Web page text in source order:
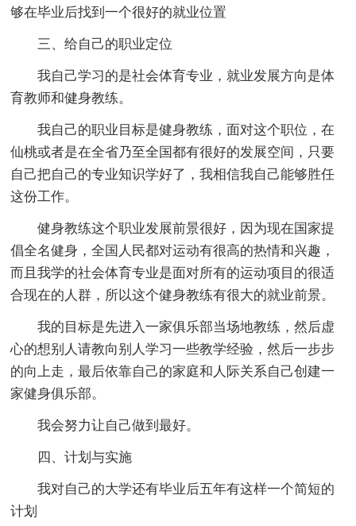
够在毕业后找到一个很好的就业位置
三、给自己的职业定位
我自己学习的是社会体育专业，就业发展方向是体
育教师和健身教练。
我自己的职业目标是健身教练，面对这个职位，在
仙桃或者是在全省乃至全国都有很好的发展空间，只要
自己把自己的专业知识学好了，我相信我自己能够胜任
这份工作。
健身教练这个职业发展前景很好，因为现在国家提
倡全名健身，全国人民都对运动有很高的热情和兴趣，
而且我学的社会体育专业是面对所有的运动项目的很适
合现在的人群，所以这个健身教练有很大的就业前景。
我的目标是先进入一家俱乐部当场地教练，然后虚
心的想别人请教向别人学习一些教学经验，然后一步步
的向上走，最后依靠自己的家庭和人际关系自己创建一
家健身俱乐部。
我会努力让自己做到最好。
四、计划与实施
我对自己的大学还有毕业后五年有这样一个简短的
计划